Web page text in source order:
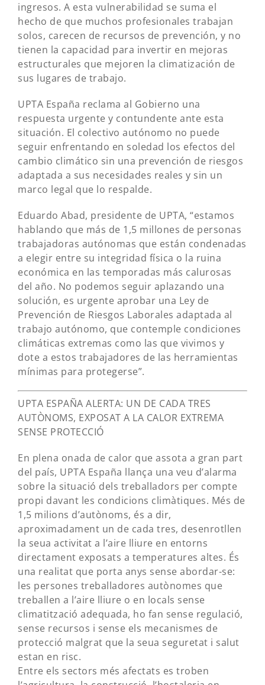
ingresos. A esta vulnerabilidad se suma el
hecho de que muchos profesionales trabajan
solos, carecen de recursos de prevención, y no
tienen la capacidad para invertir en mejoras
estructurales que mejoren la climatización de
sus lugares de trabajo.
UPTA España reclama al Gobierno una
respuesta urgente y contundente ante esta
situación. El colectivo autónomo no puede
seguir enfrentando en soledad los efectos del
cambio climático sin una prevención de riesgos
adaptada a sus necesidades reales y sin un
marco legal que lo respalde.
Eduardo Abad, presidente de UPTA, “estamos
hablando que más de 1,5 millones de personas
trabajadoras autónomas que están condenadas
a elegir entre su integridad física o la ruina
económica en las temporadas más calurosas
del año. No podemos seguir aplazando una
solución, es urgente aprobar una Ley de
Prevención de Riesgos Laborales adaptada al
trabajo autónomo, que contemple condiciones
climáticas extremas como las que vivimos y
dote a estos trabajadores de las herramientas
mínimas para protegerse”.
UPTA ESPAÑA ALERTA: UN DE CADA TRES
AUTÒNOMS, EXPOSAT A LA CALOR EXTREMA
SENSE PROTECCIÓ
En plena onada de calor que assota a gran part
del país, UPTA España llança una veu d’alarma
sobre la situació dels treballadors per compte
propi davant les condicions climàtiques. Més de
1,5 milions d’autònoms, és a dir,
aproximadament un de cada tres, desenrotllen
la seua activitat a l’aire lliure en entorns
directament exposats a temperatures altes. És
una realitat que porta anys sense abordar-se:
les persones treballadores autònomes que
treballen a l’aire lliure o en locals sense
climatització adequada, ho fan sense regulació,
sense recursos i sense els mecanismes de
protecció malgrat que la seua seguretat i salut
estan en risc.
Entre els sectors més afectats es troben